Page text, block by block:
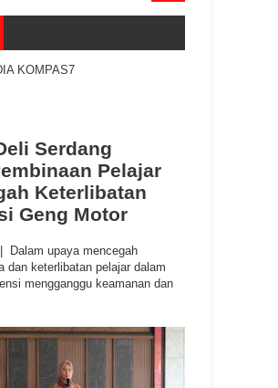
KOMPAS7
Serdang
Pelajar
Keterlibatan
Geng Motor
upaya mencegah
dan keterlibatan pelajar dalam
mengganggu keamanan dan